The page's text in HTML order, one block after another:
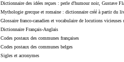
Dictionnaire des idées reçues : perle d'humour noir, Gustave
Mythologie grecque et romaine : dictionnaire créé à partir du
Glossaire franco-canadien et vocabulaire de locutions vicieuses
Dictionnaire Français-Anglais
Codes postaux des communes françaises
Codes postaux des communes belges
Sigles et acronymes